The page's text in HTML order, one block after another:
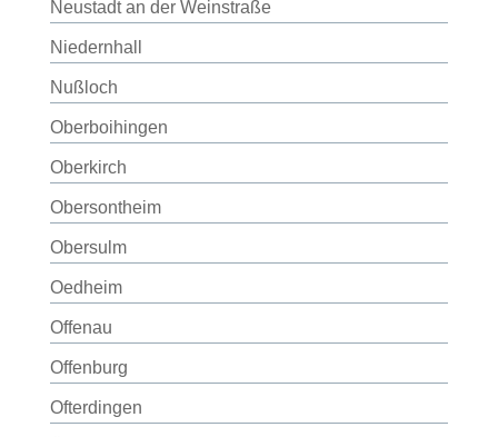
Neustadt an der Weinstraße
Niedernhall
Nußloch
Oberboihingen
Oberkirch
Obersontheim
Obersulm
Oedheim
Offenau
Offenburg
Ofterdingen